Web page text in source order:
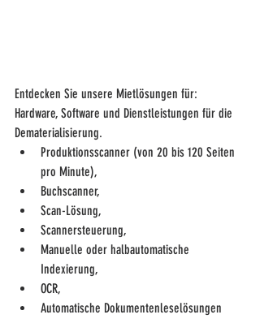
Entdecken Sie unsere Mietlösungen für:
Hardware, Software und Dienstleistungen für die
Dematerialisierung.
Produktionsscanner (von 20 bis 120 Seiten
pro Minute),
Buchscanner,
Scan-Lösung,
Scannersteuerung,
Manuelle oder halbautomatische
Indexierung,
OCR,
Automatische Dokumentenleselösungen